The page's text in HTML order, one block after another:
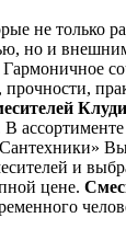
не только
но и
прочности,
В
и
цене.